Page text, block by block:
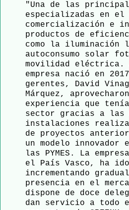
"Una de las
especializadas en
comercialización e
productos de
como la iluminación
autoconsumo solar
movilidad eléctrica.
empresa nació en
gerentes, David
Márquez,
experiencia que
sector gracias a las
instalaciones
de proyectos
un modelo innovador
las PYMES. La
el País Vasco, ha ido
incrementando
presencia en el
dispone de doce
dan servicio a todo